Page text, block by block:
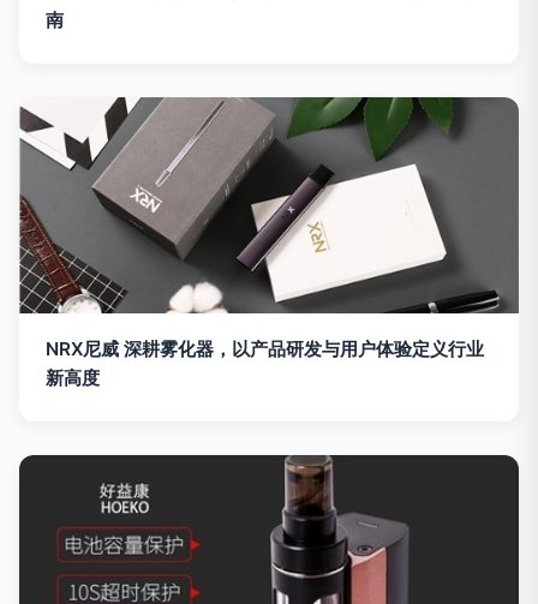
南
NRX尼威 深耕雾化器，以产品研发与用户体验定义行业
新高度